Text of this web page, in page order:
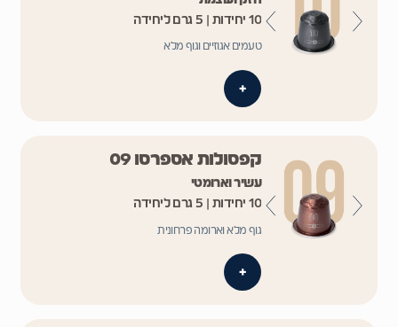
10 יחידות | 5 גרם ליחידה
טעמים אגוזיים וגוף מלא
+
קפסולות אספרסו 09
עשיר וארומטי
10 יחידות | 5 גרם ליחידה
גוף מלא וארומה פרחונית
+